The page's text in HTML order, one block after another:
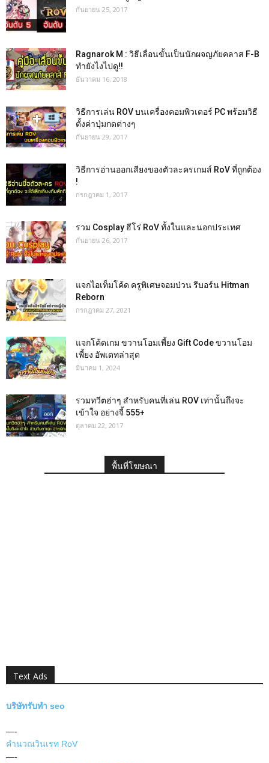
กันยายน 25, 2017
Ragnarok M : วิธีเลื่อนขั้นเป็นนักผจญภัยคลาส F-B
ทำยังไงไปดู!!
ธันวาคม 16, 2018
วิธีการเล่น ROV บนเครื่องคอมพิวเตอร์ PC พร้อมวิธี
ตั้งค่าปุ่มกดต่างๆ
กันยายน 29, 2017
วิธีการอ่านออกเสียงของตัวละครเกมส์ RoV ที่ถูกต้อง
!
กรกฎาคม 1, 2017
รวม Cosplay ฮีโร่ RoV ทั้งในและนอกประเทศ
กันยายน 26, 2017
แจกไอเท็มโค้ด ครูพิเศษจอมป่วน รีบอร์น Hitman
Reborn
กรกฎาคม 27, 2021
แจกโค้ดเกม ขวานโอมเพี้ยง Gift Code ขวานโอม
เพี้ยง อัพเดทล่าสุด
มีนาคม 1, 2024
รวมทวีตฮ่าๆ สำหรับคนที่เล่น ROV เท่านั้นถึงจะ
เข้าใจ อย่างจี้ 555+
ตุลาคม 22, 2017
พื้นที่โฆษณา
Text Ads
บริษัทรับทำ seo
—-
คำนวณวินเรท RoV
—-